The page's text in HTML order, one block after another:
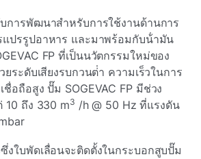
บการพัฒนาสําหรับการใช้งานด้านการ
ปรรูปอาหาร และมาพร้อมกับน้ํามัน
FP ที่เป็นนวัตกรรมใหม่ของ
ระดับเสียงรบกวนต่ํา ความเร็วในการ
อถือสูง ปั๊ม SOGEVAC FP มีช่วง
10 ถึง 330 m3 /h @ 50 Hz ที่แรงดัน
งใบพัดเลื่อนจะติดตั้งในกระบอกสูบปั๊ม